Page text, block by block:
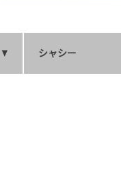
シャシー